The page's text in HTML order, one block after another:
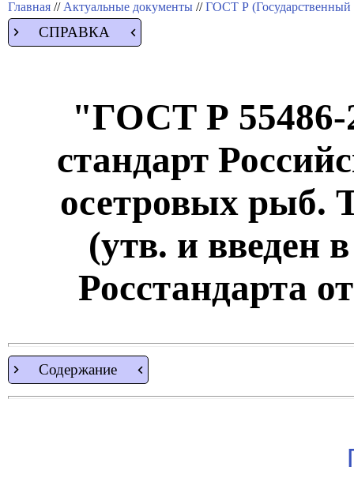
Главная // Актуальные документы //ГОСТ Р (Государственный
СПРАВКА
"ГОСТ Р 55486-
стандарт
осетровых рыб.
(утв. и введен
Росстандарта
Содержание